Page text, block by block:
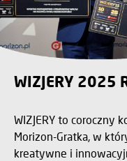
WIZJERY 2025
WIZJERY to coroczny
Morizon-Gratka, w
kreatywne i